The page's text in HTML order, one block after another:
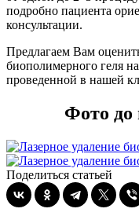
подробно пациента
консультации.
Предлагаем Вам
биополимерного геля
проведенной в нашей
Фото до
Поделиться статьей